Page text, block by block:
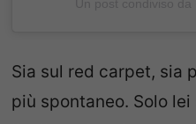
Sia sul red carpet, sia
più spontaneo. Solo